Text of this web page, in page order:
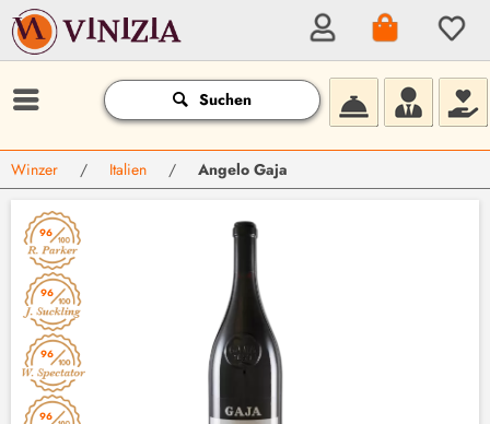
Suchen
Winzer / Italien / Angelo Gaja
96
96
96
96